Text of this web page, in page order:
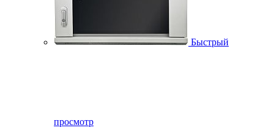
Быстрый
просмотр